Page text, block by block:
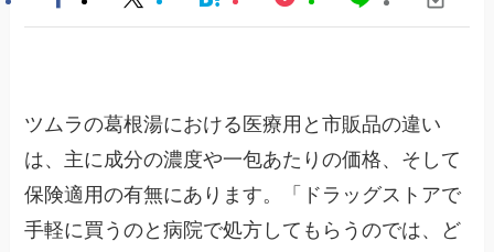
ツムラの葛根湯における医療用と市販品の違い
は、主に成分の濃度や一包あたりの価格、そして
保険適用の有無にあります。「ドラッグストアで
手軽に買うのと病院で処方してもらうのでは、ど